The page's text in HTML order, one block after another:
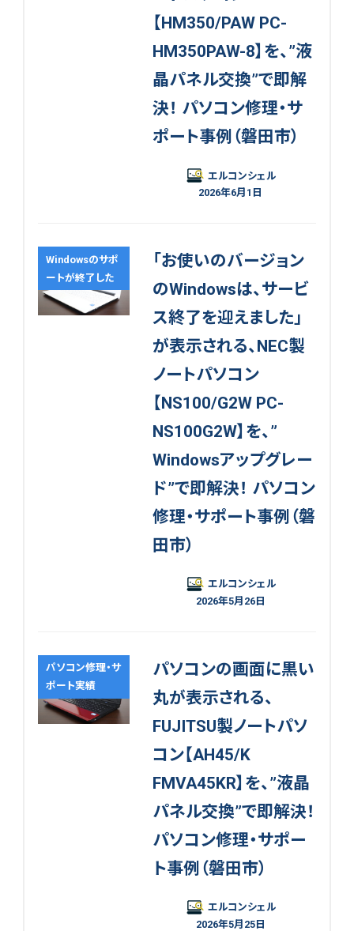
【HM350/PAW PC-
HM350PAW-8】を、”液
晶パネル交換”で即解
決！ パソコン修理・サ
ポート事例（磐田市）
エルコンシェル
2026年6月1日
Windowsのサポ
ートが終了した
「お使いのバージョン
のWindowsは、サービ
ス終了を迎えました」
が表示される、NEC製
ノートパソコン
【NS100/G2W PC-
NS100G2W】を、”
Windowsアップグレー
ド”で即解決！ パソコン
修理・サポート事例（磐
田市）
エルコンシェル
2026年5月26日
パソコン修理・サ
ポート実績
パソコンの画面に黒い
丸が表示される、
FUJITSU製ノートパソ
コン【AH45/K
FMVA45KR】を、”液晶
パネル交換”で即解決！
パソコン修理・サポー
ト事例（磐田市）
エルコンシェル
2026年5月25日